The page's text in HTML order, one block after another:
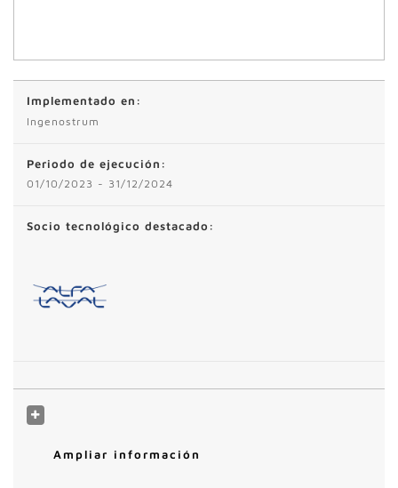
Implementado en:
Ingenostrum
Periodo de ejecución:
01/10/2023 - 31/12/2024
Socio tecnológico destacado:
Ampliar información